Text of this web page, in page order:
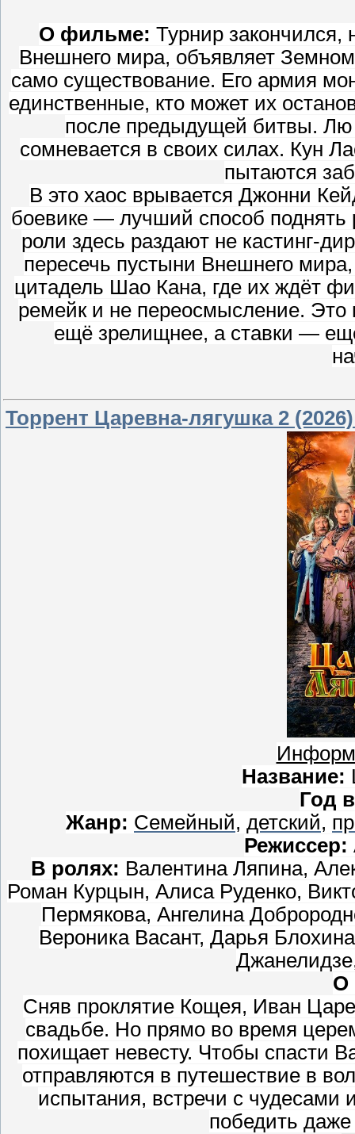
О фильме: Турнир
Внешнего мира, объявляет
само существование. Его армия
единственные, кто может их
после предыдущей битвы. Лю
сомневается в своих силах. Кун
пытаются
В это хаос врывается Джонни
боевике — лучший способ поднять
роли здесь раздают не кастинг-
пересечь пустыни Внешнего
цитадель Шао Кана, где их ждёт
ремейк и не переосмысление. Это
ещё зрелищнее, а ставки —
Торрент Царевна-лягушка 2
Название:
Год
Жанр: Семейный, детский,
Режиссер:
В ролях: Валентина Ляпина,
Роман Курцын, Алиса Руденко,
Пермякова, Ангелина
Вероника Васант, Дарья
О
Сняв проклятие Кощея, Иван
свадьбе. Но прямо во время
похищает невесту. Чтобы спасти
отправляются в путешествие в
испытания, встречи с чудесами
победить